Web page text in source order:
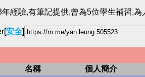
經驗,有筆記提供,曾為5位學生補習,為
安全]
名稱 個人簡介